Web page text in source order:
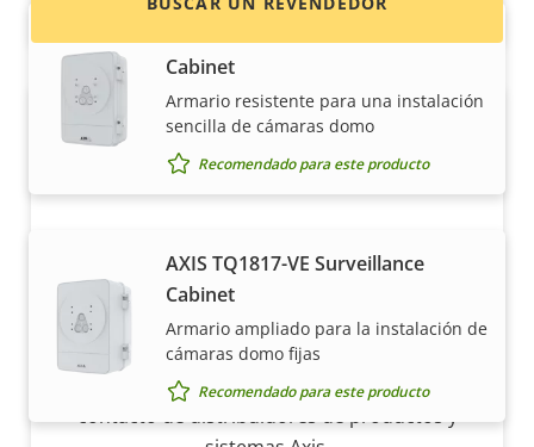
Cabinet
Armario resistente para una instalación
sencilla de cámaras domo
Recomendado para este producto
AXIS TQ1817-VE Surveillance
Cabinet
Armario ampliado para la instalación de
cámaras domo fijas
Recomendado para este producto
¿Quiere vender productos Axis?
¿Está interesado en convertirse en
revendedor? Encuentre información de
contacto de distribuidores de productos y